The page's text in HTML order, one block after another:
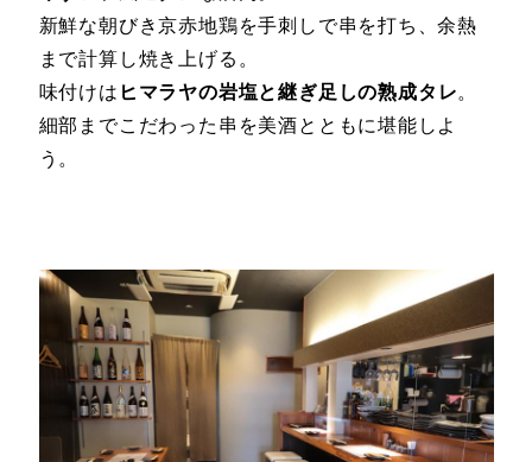
新鮮な朝びき京赤地鶏を手刺しで串を打ち、余熱
まで計算し焼き上げる。
味付けは ヒマラヤの岩塩と継ぎ足しの熟成タレ。
細部までこだわった串を美酒とともに堪能しよ
う。